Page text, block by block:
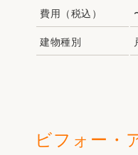
費用（税込）
建物種別
ビフォー・